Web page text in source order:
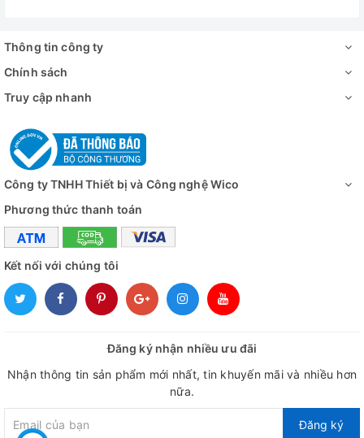
Thông tin công ty
Chính sách
Truy cập nhanh
Công ty TNHH Thiết bị và Công nghệ Wico
Phương thức thanh toán
Kết nối với chúng tôi
Đăng ký nhận nhiều ưu đãi
Nhận thông tin sản phẩm mới nhất, tin khuyến mãi và nhiều hơn
nữa.
Đăng ký